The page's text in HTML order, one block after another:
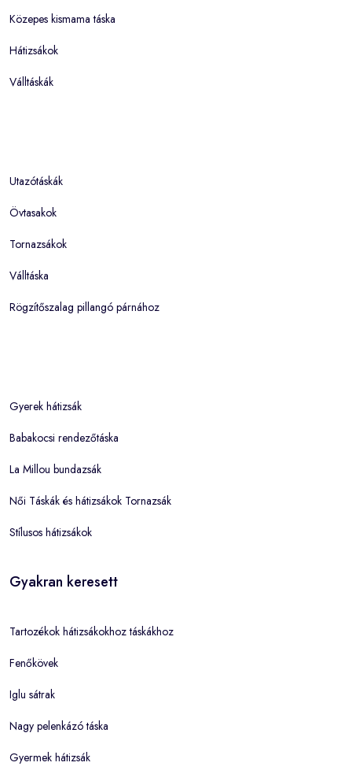
Közepes kismama táska
Hátizsákok
Válltáskák
Utazótáskák
Övtasakok
Tornazsákok
Válltáska
Rögzítőszalag pillangó párnához
Gyerek hátizsák
Babakocsi rendezőtáska
La Millou bundazsák
Női Táskák és hátizsákok Tornazsák
Stílusos hátizsákok
Gyakran keresett
Tartozékok hátizsákokhoz táskákhoz
Fenőkövek
Iglu sátrak
Nagy pelenkázó táska
Gyermek hátizsák